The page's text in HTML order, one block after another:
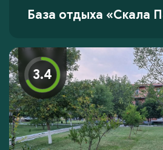
База отдыха «Скала
3.4